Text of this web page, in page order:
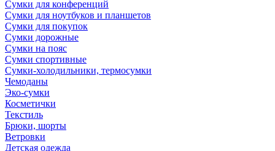
Сумки для конференций
Сумки для ноутбуков и планшетов
Сумки для покупок
Сумки дорожные
Сумки на пояс
Сумки спортивные
Сумки-холодильники, термосумки
Чемоданы
Эко-сумки
Косметички
Текстиль
Брюки, шорты
Ветровки
Детская одежда